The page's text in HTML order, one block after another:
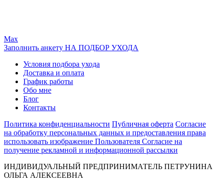
Max
Заполнить анкету НА ПОДБОР УХОДА
Условия подбора ухода
Доставка и оплата
График работы
Обо мне
Блог
Контакты
Политика конфиденциальности Публичная оферта Согласие
на обработку персональных данных и предоставления права
использовать изображение Пользователя Согласие на
получение рекламной и информационной рассылки
ИНДИВИДУАЛЬНЫЙ ПРЕДПРИНИМАТЕЛЬ ПЕТРУНИНА
ОЛЬГА АЛЕКСЕЕВНА